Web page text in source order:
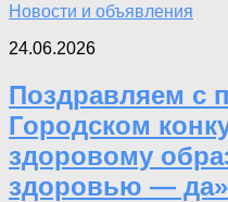
Новости и объявления
24.06.2026
Поздравляем с
Городском
здоровому
здоровью — да»